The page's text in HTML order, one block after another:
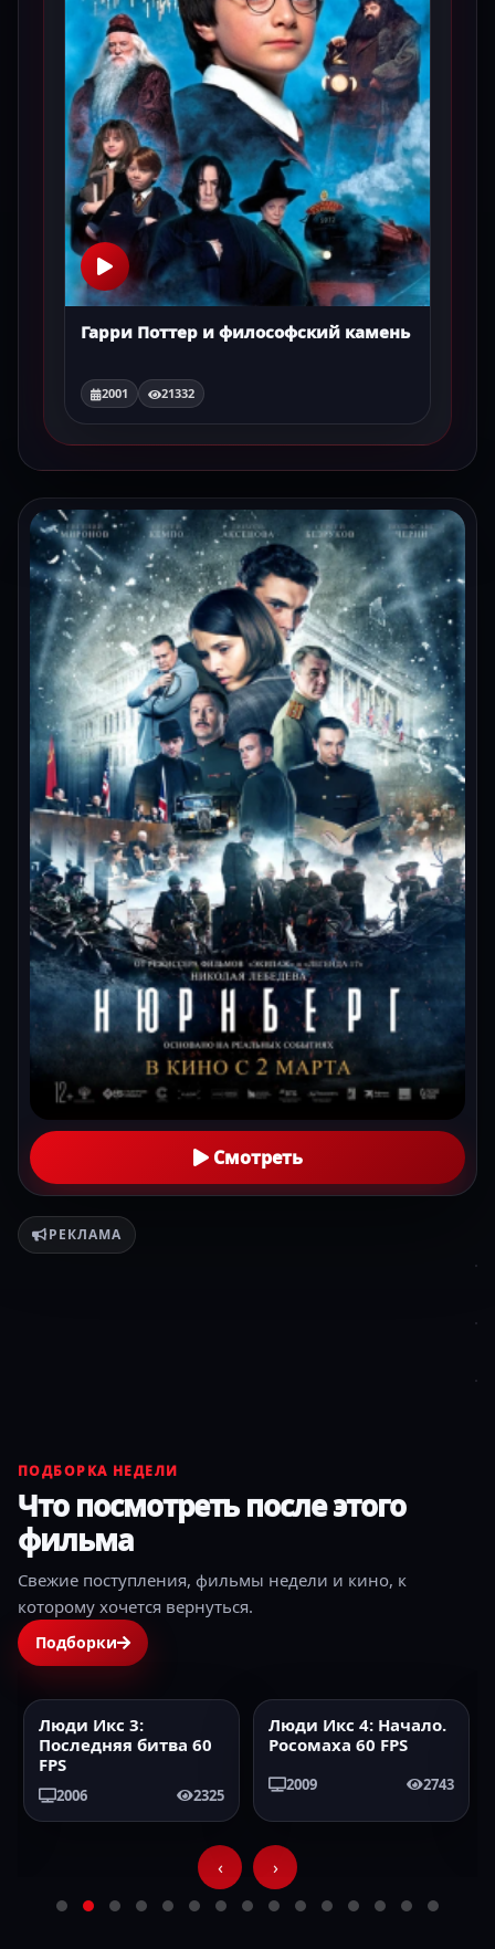
Гарри Поттер и философский камень
2001 21332
Смотреть
РЕКЛАМА
ПОДБОРКА НЕДЕЛИ
Что посмотреть после этого
фильма
Свежие поступления, фильмы недели и кино, к
которому хочется вернуться.
Подборки
2006 60FPS
Люди Икс 3:
Последняя битва 60
FPS
2006 2325
2009 60FPS
Люди Икс 4: Начало.
Росомаха 60 FPS
2009 2743
‹ ›